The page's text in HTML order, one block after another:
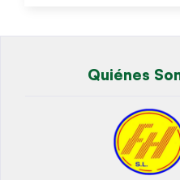
Quiénes